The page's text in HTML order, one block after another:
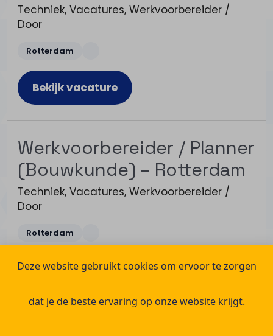
Techniek,Vacatures,Werkvoorbereider /
Door
Rotterdam
Bekijk vacature
Werkvoorbereider / Planner
(Bouwkunde) – Rotterdam
Techniek,Vacatures,Werkvoorbereider /
Door
Rotterdam
Je zult 36 uur per week werken, gevestigd in de
Deze website gebruikt cookies om ervoor te zorgen
dat je de beste ervaring op onze website krijgt.